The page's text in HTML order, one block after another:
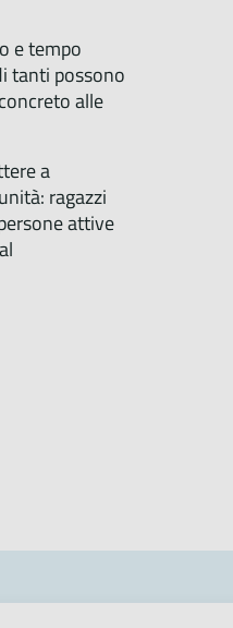
e tempo
tanti possono
alle
a
ragazzi
attive